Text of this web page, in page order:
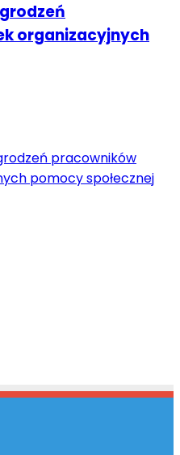
organizacyjnych
pracowników
pomocy społecznej